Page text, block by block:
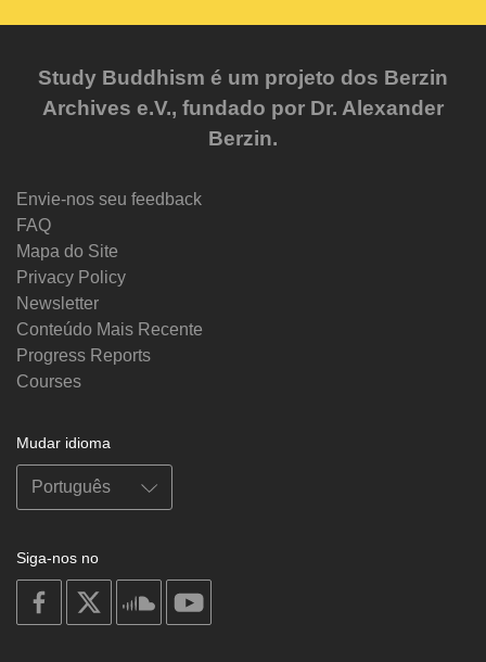
Study Buddhism é um projeto dos Berzin
Archives e.V., fundado por Dr. Alexander
Berzin.
Envie-nos seu feedback
FAQ
Mapa do Site
Privacy Policy
Newsletter
Conteúdo Mais Recente
Progress Reports
Courses
Mudar idioma
Siga-nos no
on
facebook
soundcloud